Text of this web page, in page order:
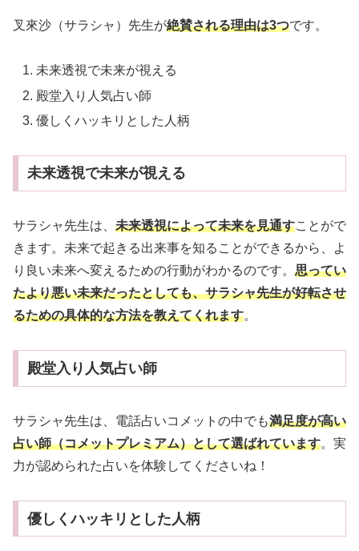
叉來沙（サラシャ）先生が絶賛される理由は3つです。
未来透視で未来が視える
殿堂入り人気占い師
優しくハッキリとした人柄
未来透視で未来が視える
サラシャ先生は、 未来透視によって未来を見通すことがで
きます。未来で起きる出来事を知ることができるから、よ
り良い未来へ変えるための行動がわかるのです。 思ってい
たより悪い未来だったとしても、サラシャ先生が好転させ
るための具体的な方法を教えてくれます。
殿堂入り人気占い師
サラシャ先生は、電話占いコメットの中でも満足度が高い
占い師（コメットプレミアム）として選ばれています。実
力が認められた占いを体験してくださいね！
優しくハッキリとした人柄